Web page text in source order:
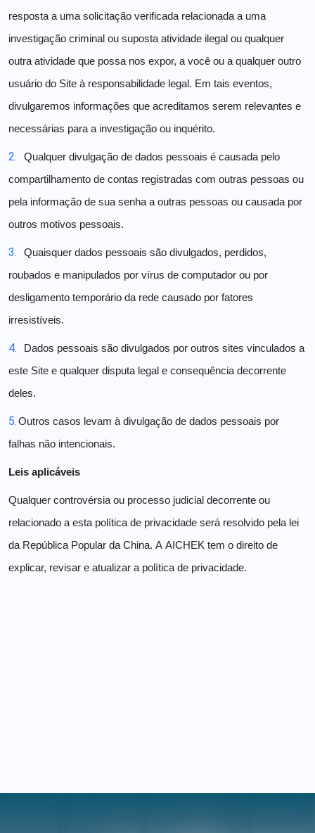
resposta a uma solicitação verificada relacionada a uma
investigação criminal ou suposta atividade ilegal ou qualquer
outra atividade que possa nos expor, a você ou a qualquer outro
usuário do Site à responsabilidade legal. Em tais eventos,
divulgaremos informações que acreditamos serem relevantes e
necessárias para a investigação ou inquérito.
2.
Qualquer divulgação de dados pessoais é causada pelo
compartilhamento de contas registradas com outras pessoas ou
pela informação de sua senha a outras pessoas ou causada por
outros motivos pessoais.
3.
Quaisquer dados pessoais são divulgados, perdidos,
roubados e manipulados por vírus de computador ou por
desligamento temporário da rede causado por fatores
irresistíveis.
4.
Dados pessoais são divulgados por outros sites vinculados a
este Site e qualquer disputa legal e consequência decorrente
deles.
5.Outros casos levam à divulgação de dados pessoais por
falhas não intencionais.
Leis aplicáveis
Qualquer controvérsia ou processo judicial decorrente ou
relacionado a esta política de privacidade será resolvido pela lei
da República Popular da China. A AICHEK tem o direito de
explicar, revisar e atualizar a política de privacidade.